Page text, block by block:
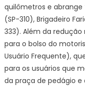
quilômetros e abrange
(SP-310), Brigadeiro
333). Além da
para o bolso do
Usuário Frequente),
para os usuários que
da praça de pedágio e